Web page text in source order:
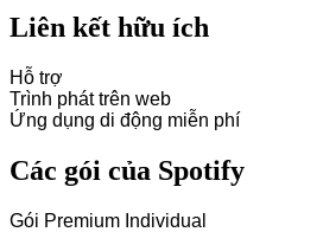
Liên kết hữu ích
Hỗ trợ
Trình phát trên web
Ứng dụng di động miễn phí
Các gói của Spotify
Gói Premium Individual